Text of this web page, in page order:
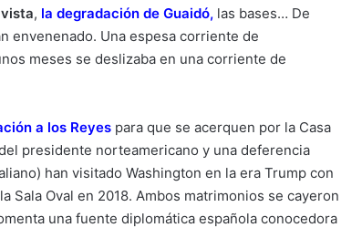
, la degradación de Guaidó, las bases… De
envenenado. Una espesa corriente de
meses se deslizaba en una corriente de
a los Reyes para que se acerquen por la Casa
presidente norteamericano y una deferencia
han visitado Washington en la era Trump con
Sala Oval en 2018. Ambos matrimonios se cayeron
una fuente diplomática española conocedora